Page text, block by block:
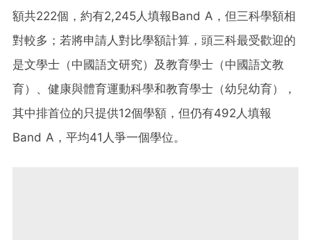
額共222個，約有2,245人填報Band A，但三科學額相
對較多；若將申請人對比學額計算，頭三科最受歡迎的
是文學士（中國語文研究）及教育學士（中國語文教
育）、健康與體育運動科學和教育學士（幼兒幼育），
其中排首位的只提供12個學額，但仍有492人填報
Band A，平均41人爭一個學位。